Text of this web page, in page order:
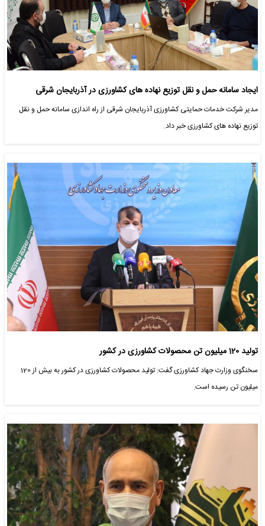
ایجاد سامانه حمل و نقل توزیع نهاده های کشاورزی در آذربایجان شرقی
مدیر شرکت خدمات حمایتی کشاورزی آذربایجان شرقی از راه اندازی سامانه حمل و نقل
توزیع نهاده های کشاورزی خبر داد.
تولید 120 میلیون تن محصولات کشاورزی در کشور
سخنگوی وزارت جهاد کشاورزی گفت: تولید محصولات کشاورزی در کشور به بیش از 120
میلیون تن رسیده است.